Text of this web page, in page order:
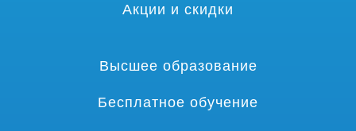
Акции и скидки
Высшее образование
Бесплатное обучение